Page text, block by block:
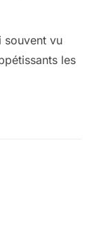
souvent vu
les